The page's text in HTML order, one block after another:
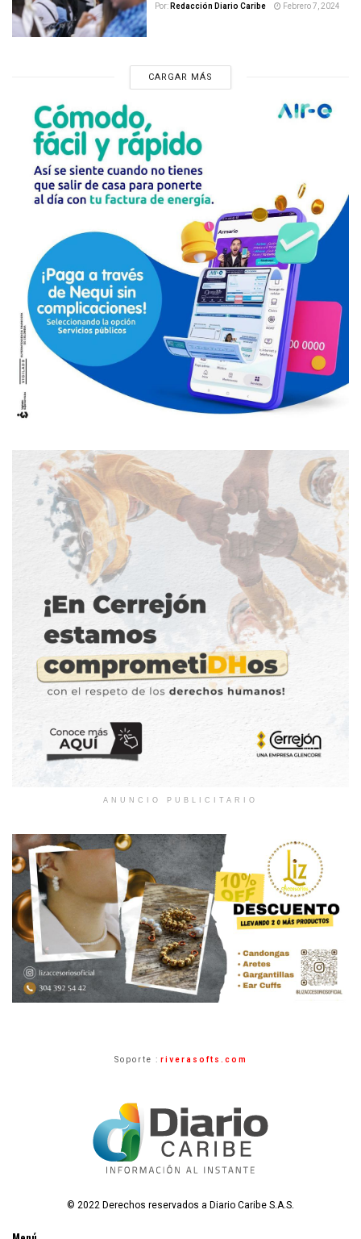
Por:Redacción Diario Caribe Febrero 7, 2024
CARGAR MÁS
ANUNCIO PUBLICITARIO
Soporte : riverasofts.com
© 2022 Derechos reservados a Diario Caribe S.A.S.